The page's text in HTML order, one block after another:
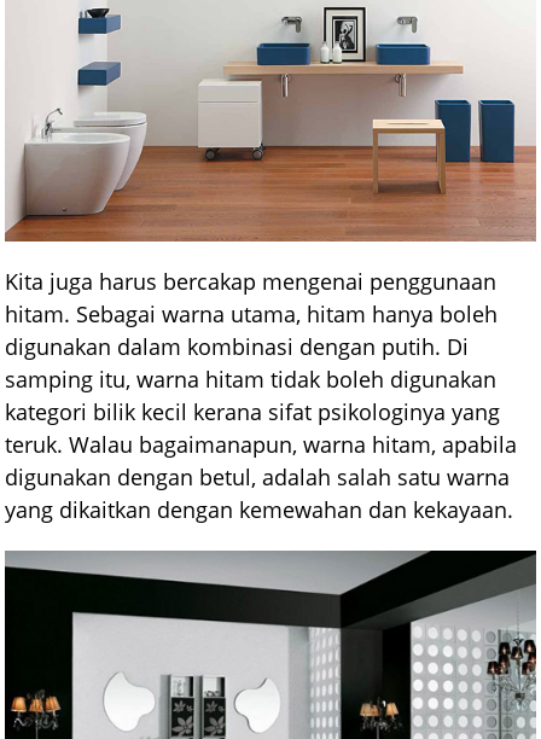
Kita juga harus bercakap mengenai penggunaan
hitam. Sebagai warna utama, hitam hanya boleh
digunakan dalam kombinasi dengan putih. Di
samping itu, warna hitam tidak boleh digunakan
kategori bilik kecil kerana sifat psikologinya yang
teruk. Walau bagaimanapun, warna hitam, apabila
digunakan dengan betul, adalah salah satu warna
yang dikaitkan dengan kemewahan dan kekayaan.